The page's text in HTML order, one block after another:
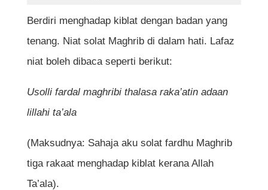
Berdiri menghadap kiblat dengan badan yang
tenang. Niat solat Maghrib di dalam hati. Lafaz
niat boleh dibaca seperti berikut:
Usolli fardal maghribi thalasa raka’atin adaan
lillahi ta’ala
(Maksudnya: Sahaja aku solat fardhu Maghrib
tiga rakaat menghadap kiblat kerana Allah
Ta’ala).